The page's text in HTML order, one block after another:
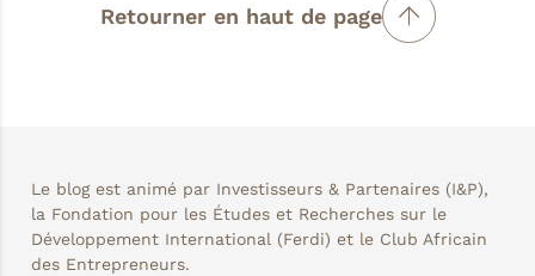
Retourner en haut de page
Le blog est animé par Investisseurs & Partenaires (I&P),
la Fondation pour les Études et Recherches sur le
Développement International (Ferdi) et le Club Africain
des Entrepreneurs.